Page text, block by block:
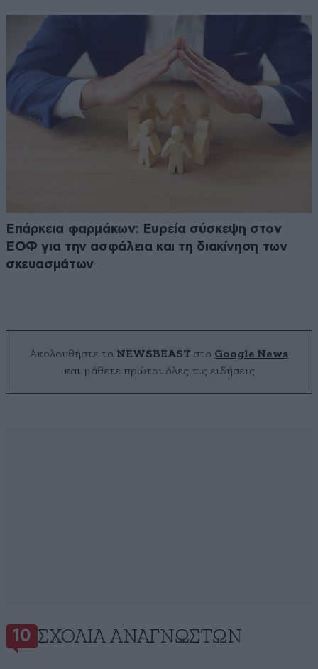
Επάρκεια φαρμάκων: Ευρεία σύσκεψη στον
ΕΟΦ για την ασφάλεια και τη διακίνηση των
σκευασμάτων
Ακολουθήστε το NEWSBEAST στο Google News
και μάθετε πρώτοι όλες τις ειδήσεις
10 ΣΧΌΛΙΑ ΑΝΑΓΝΩΣΤΏΝ